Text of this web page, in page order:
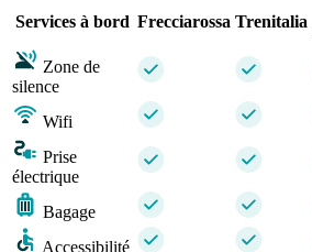
Services à bord Frecciarossa Trenitalia
Zone de
silence
Wifi
Prise
électrique
Bagage
Accessibilité